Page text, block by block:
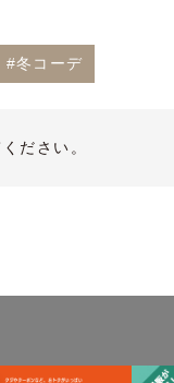
#冬コーデ
ださい。